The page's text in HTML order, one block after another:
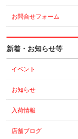
お問合せフォーム
新着・お知らせ等
イベント
お知らせ
入荷情報
店舗ブログ